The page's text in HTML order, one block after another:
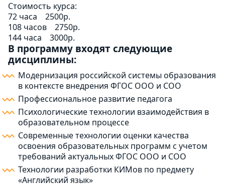
Стоимость курса:
72 часа
2500р.
108 часов
2750р.
144 часа
3000р.
В программу входят следующие
дисциплины:
Модернизация российской системы образования
в контексте внедрения ФГОС ООО и СОО
Профессиональное развитие педагога
Психологические технологии взаимодействия в
образовательном процессе
Современные технологии оценки качества
освоения образовательных программ с учетом
требований актуальных ФГОС ООО и СОО
Технологии разработки КИМов по предмету
«Английский язык»